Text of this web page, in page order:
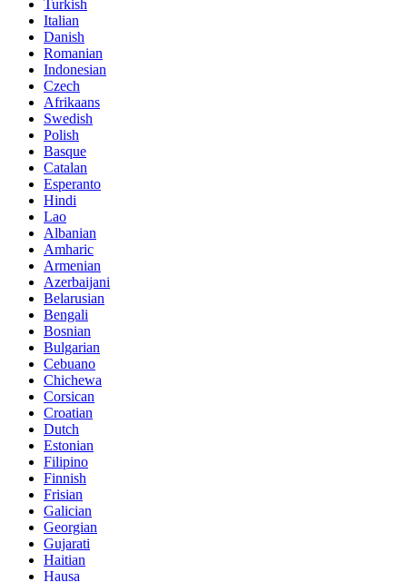
Turkish
Italian
Danish
Romanian
Indonesian
Czech
Afrikaans
Swedish
Polish
Basque
Catalan
Esperanto
Hindi
Lao
Albanian
Amharic
Armenian
Azerbaijani
Belarusian
Bengali
Bosnian
Bulgarian
Cebuano
Chichewa
Corsican
Croatian
Dutch
Estonian
Filipino
Finnish
Frisian
Galician
Georgian
Gujarati
Haitian
Hausa